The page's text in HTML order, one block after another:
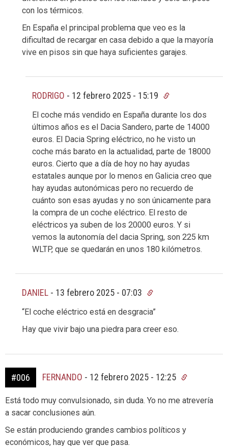
con los térmicos.
En España el principal problema que veo es la
dificultad de recargar en casa debido a que la mayoría
vive en pisos sin que haya suficientes garajes.
RODRIGO - 12 febrero 2025 - 15:19
El coche más vendido en España durante los dos
últimos años es el Dacia Sandero, parte de 14000
euros. El Dacia Spring eléctrico, no he visto un
coche más barato en la actualidad, parte de 18000
euros. Cierto que a día de hoy no hay ayudas
estatales aunque por lo menos en Galicia creo que
hay ayudas autonómicas pero no recuerdo de
cuánto son esas ayudas y no son únicamente para
la compra de un coche eléctrico. El resto de
eléctricos ya suben de los 20000 euros. Y si
vemos la autonomía del dacia Spring, son 225 km
WLTP, que se quedarán en unos 180 kilómetros.
DANIEL - 13 febrero 2025 - 07:03
“El coche eléctrico está en desgracia”
Hay que vivir bajo una piedra para creer eso.
#006 FERNANDO - 12 febrero 2025 - 12:25
Está todo muy convulsionado, sin duda. Yo no me atrevería
a sacar conclusiones aún.
Se están produciendo grandes cambios políticos y
económicos, hay que ver que pasa.